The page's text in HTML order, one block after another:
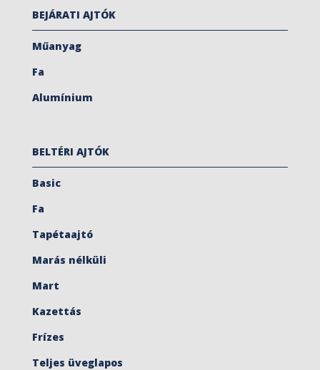
BEJÁRATI AJTÓK
Műanyag
Fa
Alumínium
BELTÉRI AJTÓK
Basic
Fa
Tapétaajtó
Marás nélküli
Mart
Kazettás
Frízes
Teljes üveglapos